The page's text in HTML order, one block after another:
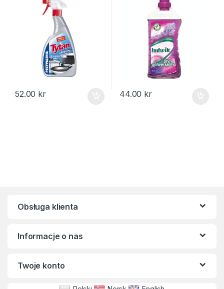
52.00 kr 44.00 kr
Obsługa klienta
Informacje o nas
Twoje konto